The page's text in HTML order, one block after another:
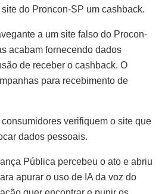
do Proncon-SP um cashback.
a um site falso do Procon-
acabam fornecendo dados
de receber o cashback. O
para recebimento de
verifiquem o site que
dados pessoais.
Pública percebeu o ato e abriu
apurar o uso de IA da voz do